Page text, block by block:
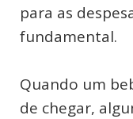
para as
fundamental.
Quando um
de chegar,